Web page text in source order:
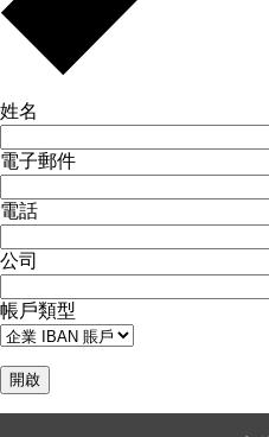
姓名
電子郵件
電話
公司
帳戶類型